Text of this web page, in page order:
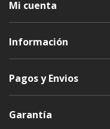
Mi cuenta
Información
Pagos y Envios
Garantía